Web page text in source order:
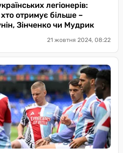
легіонерів:
отримує більше –
Зінченко чи Мудрик
21 жовтня 2024, 08:22